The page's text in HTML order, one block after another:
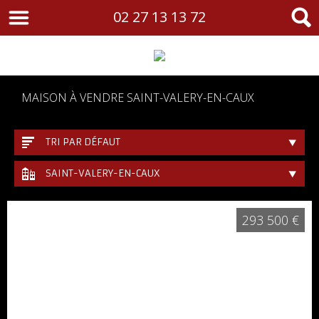
02 27 13 13 72
MAISON À VENDRE SAINT-VALERY-EN-CAUX
TRI PAR DÉFAUT
SAINT-VALERY-EN-CAUX
293 500 €